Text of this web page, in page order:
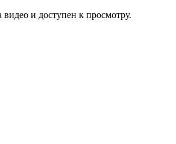
видео и доступен к просмотру.